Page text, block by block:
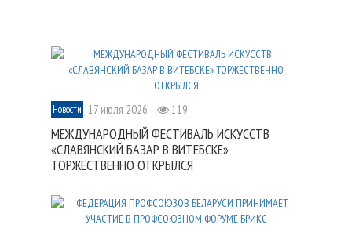
Новости 17 июля 2026 119
МЕЖДУНАРОДНЫЙ ФЕСТИВАЛЬ ИСКУССТВ
«СЛАВЯНСКИЙ БАЗАР В ВИТЕБСКЕ»
ТОРЖЕСТВЕННО ОТКРЫЛСЯ